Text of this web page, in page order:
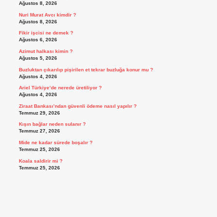
Ağustos 8, 2026
Nuri Murat Avcı kimdir ?
Ağustos 8, 2026
Fikir işcisi ne demek ?
Ağustos 6, 2026
Azimut halkası kimin ?
Ağustos 5, 2026
Buzluktan çıkarılıp pişirilen et tekrar buzluğa konur mu ?
Ağustos 4, 2026
Ariel Türkiye’de nerede üretiliyor ?
Ağustos 4, 2026
Ziraat Bankası’ndan güvenli ödeme nasıl yapılır ?
Temmuz 29, 2026
Kışın bağlar neden sulanır ?
Temmuz 27, 2026
Mide ne kadar sürede boşalır ?
Temmuz 25, 2026
Koala saldirir mi ?
Temmuz 25, 2026